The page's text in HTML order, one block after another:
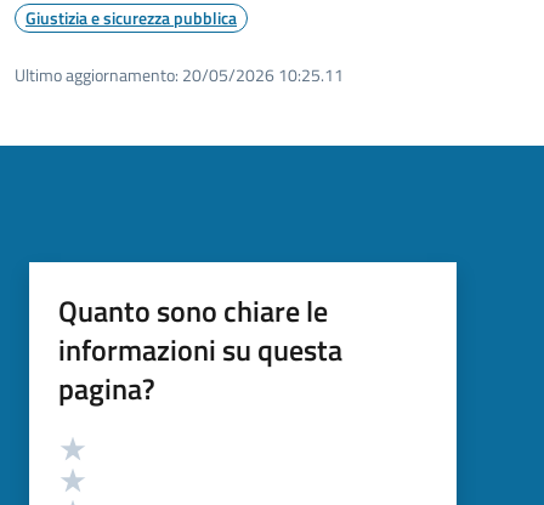
Giustizia e sicurezza pubblica
Ultimo aggiornamento: 20/05/2026 10:25.11
Quanto sono chiare le
informazioni su questa
pagina?
Valutazione